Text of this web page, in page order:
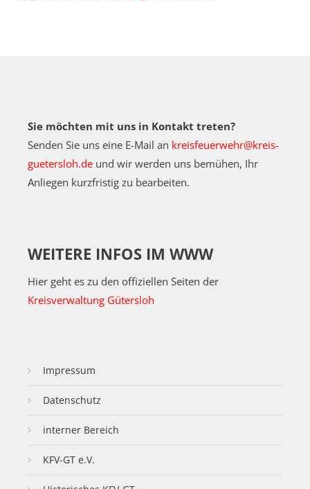
Sie möchten mit uns in Kontakt treten?
Senden Sie uns eine E-Mail an kreisfeuerwehr@kreis-
guetersloh.de und wir werden uns bemühen, Ihr
Anliegen kurzfristig zu bearbeiten.
WEITERE INFOS IM WWW
Hier geht es zu den offiziellen Seiten der
Kreisverwaltung Gütersloh
Impressum
Datenschutz
interner Bereich
KFV-GT e.V.